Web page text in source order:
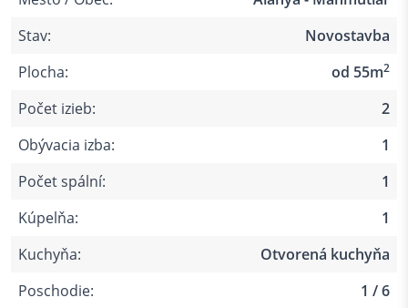
Stav:
Novostavba
Plocha:
od 55m2
Počet izieb:
2
Obývacia izba:
1
Počet spální:
1
Kúpelňa:
1
Kuchyňa:
Otvorená kuchyňa
Poschodie:
1 / 6